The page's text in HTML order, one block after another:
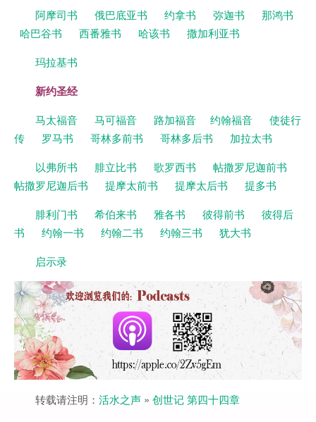
阿摩司书
俄巴底亚书 约拿书 弥迦书
那鸿书
哈巴谷书
西番雅书 哈该书
撒加利亚书
玛拉基书
新约圣经
马太福音 马可福音 路加福音 约翰福音
使徒行
传
罗马书 哥林多前书 哥林多后书
加拉太书
以弗所书
腓立比书 歌罗西书
帖撒罗尼迦前书
帖撒罗尼迦后书
提摩太前书 提摩太后书
提多书
腓利门书
希伯来书 雅各书 彼得前书
彼得后
书
约翰一书 约翰二书 约翰三书
犹大书
启示录
转载请注明： 活水之声 » 创世记 第四十四章